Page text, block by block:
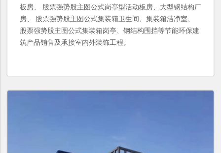
板房、 股票强势股主图公式岗亭型活动板房、大型钢结构厂
房、 股票强势股主图公式集装箱卫生间、集装箱洁净室、
股票强势股主图公式集装箱岗亭、钢结构围挡等节能环保建
筑产品销售及承接室内外装饰工程。